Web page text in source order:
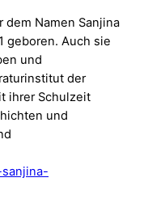
dem Namen Sanjina
geboren. Auch sie
und
der
ihrer Schulzeit
und